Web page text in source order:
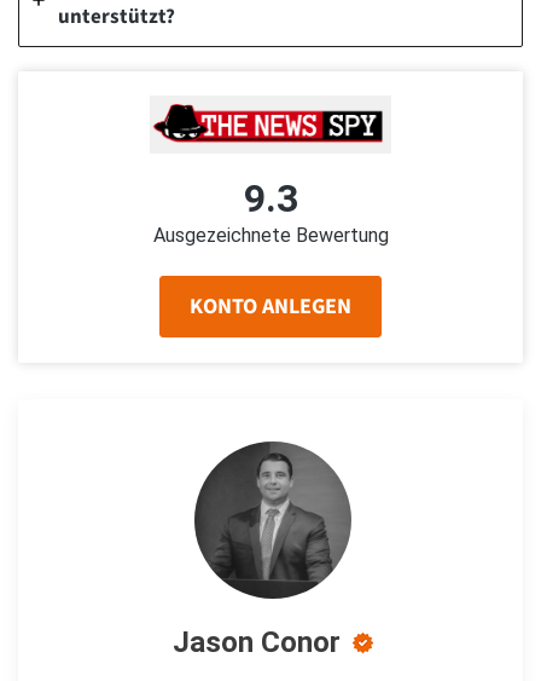
unterstützt?
9.3
Ausgezeichnete Bewertung
KONTO ANLEGEN
Jason Conor